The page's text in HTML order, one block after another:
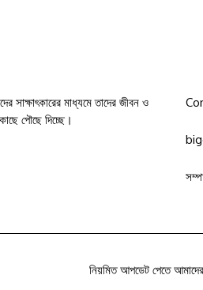
সাক্ষাৎকারের মাধ্যমে তাদের জীবন ও
পৌছে দিচ্ছে।
নিয়মিত আপডেট পেতে